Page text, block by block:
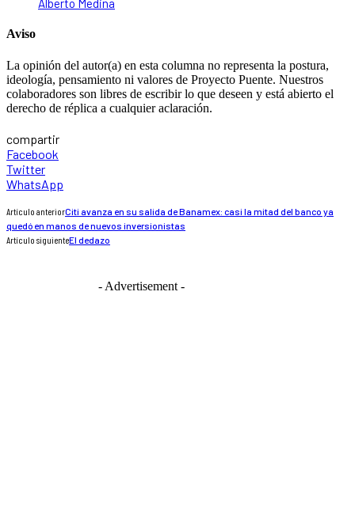
Alberto Medina
Aviso
La opinión del autor(a) en esta columna no representa la postura,
ideología, pensamiento ni valores de Proyecto Puente. Nuestros
colaboradores son libres de escribir lo que deseen y está abierto el
derecho de réplica a cualquier aclaración.
compartir
Facebook
Twitter
WhatsApp
Artículo anteriorCiti avanza en su salida de Banamex: casi la mitad del banco ya
quedó en manos de nuevos inversionistas
Artículo siguienteEl dedazo
- Advertisement -